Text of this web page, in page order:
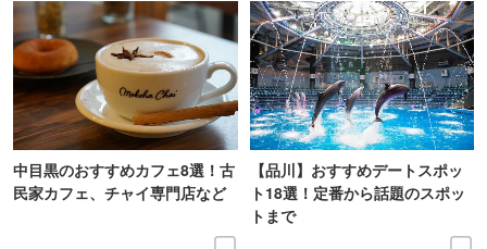
中目黒のおすすめカフェ8選！古
民家カフェ、チャイ専門店など
【品川】おすすめデートスポッ
ト18選！定番から話題のスポッ
トまで